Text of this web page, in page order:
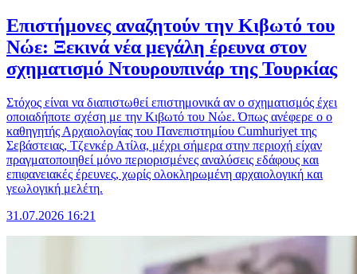
Επιστήμονες αναζητούν την Κιβωτό του
Νώε: Ξεκινά νέα μεγάλη έρευνα στον
σχηματισμό Ντουρουπινάρ της Τουρκίας
Στόχος είναι να διαπιστωθεί επιστημονικά αν ο σχηματισμός έχει
οποιαδήποτε σχέση με την Κιβωτό του Νώε. Όπως ανέφερε ο ο
καθηγητής Αρχαιολογίας του Πανεπιστημίου Cumhuriyet της
Σεβάστειας, Τζενκέρ Ατίλα, μέχρι σήμερα στην περιοχή είχαν
πραγματοποιηθεί μόνο περιορισμένες αναλύσεις εδάφους και
επιφανειακές έρευνες, χωρίς ολοκληρωμένη αρχαιολογική και
γεωλογική μελέτη.
31.07.2026 16:21